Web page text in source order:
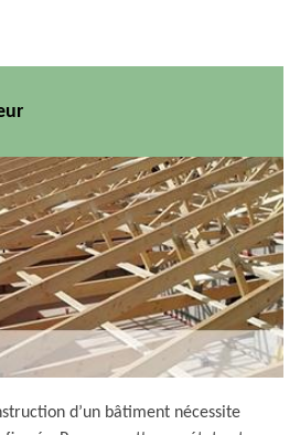
d’un bâtiment nécessite